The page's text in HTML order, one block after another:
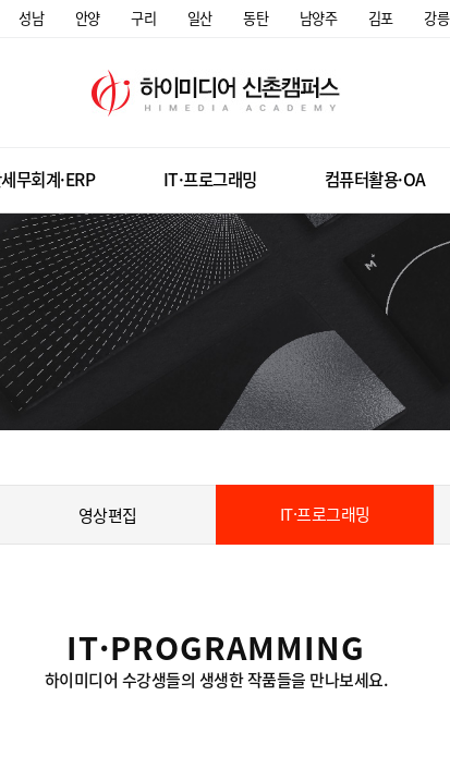
성남 안양 구리 일산 동탄 남양주 김포 강릉
무회계·ERP IT·프로그래밍 컴퓨터활용·OA
영상편집 IT·프로그래밍
IT·PROGRAMMING
하이미디어 수강생들의 생생한 작품들을 만나보세요.